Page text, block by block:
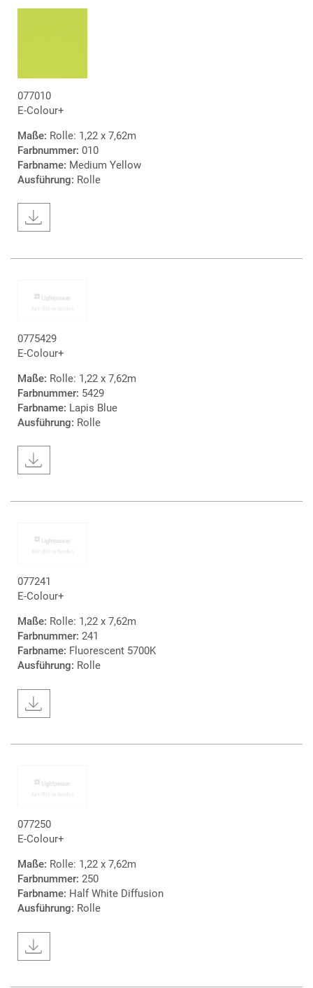
077010
E-Colour+
Maße: Rolle: 1,22 x 7,62m
Farbnummer: 010
Farbname: Medium Yellow
Ausführung: Rolle
0775429
E-Colour+
Maße: Rolle: 1,22 x 7,62m
Farbnummer: 5429
Farbname: Lapis Blue
Ausführung: Rolle
077241
E-Colour+
Maße: Rolle: 1,22 x 7,62m
Farbnummer: 241
Farbname: Fluorescent 5700K
Ausführung: Rolle
077250
E-Colour+
Maße: Rolle: 1,22 x 7,62m
Farbnummer: 250
Farbname: Half White Diffusion
Ausführung: Rolle